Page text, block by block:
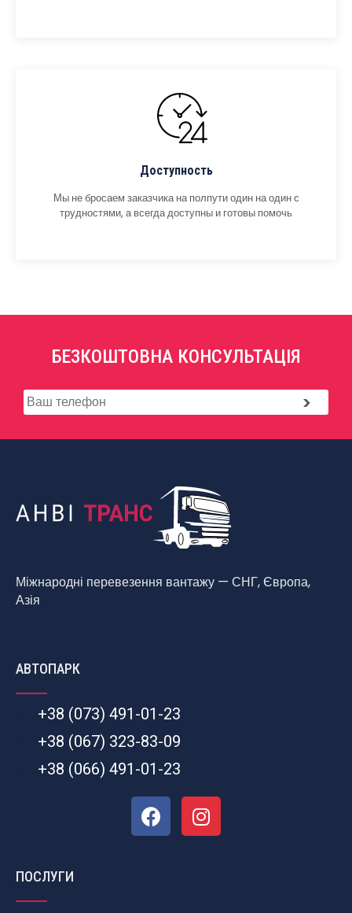
Доступность
Мы не бросаем заказчика на полпути один на один с
трудностями, а всегда доступны и готовы помочь
БЕЗКОШТОВНА КОНСУЛЬТАЦІЯ
Міжнародні перевезення вантажу — СНГ, Європа,
Азія
АВТОПАРК
+38 (073) 491-01-23
+38 (067) 323-83-09
+38 (066) 491-01-23
ПОСЛУГИ